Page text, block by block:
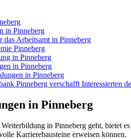
in Pinneberg
das Arbeitsamt in Pinneberg
Pinneberg
in Pinneberg
in Pinneberg
in Pinneberg
Pinneberg verschafft Interessierten
in Pinneberg
in Pinneberg geht, bietet
Karrierebausteine erweisen können.